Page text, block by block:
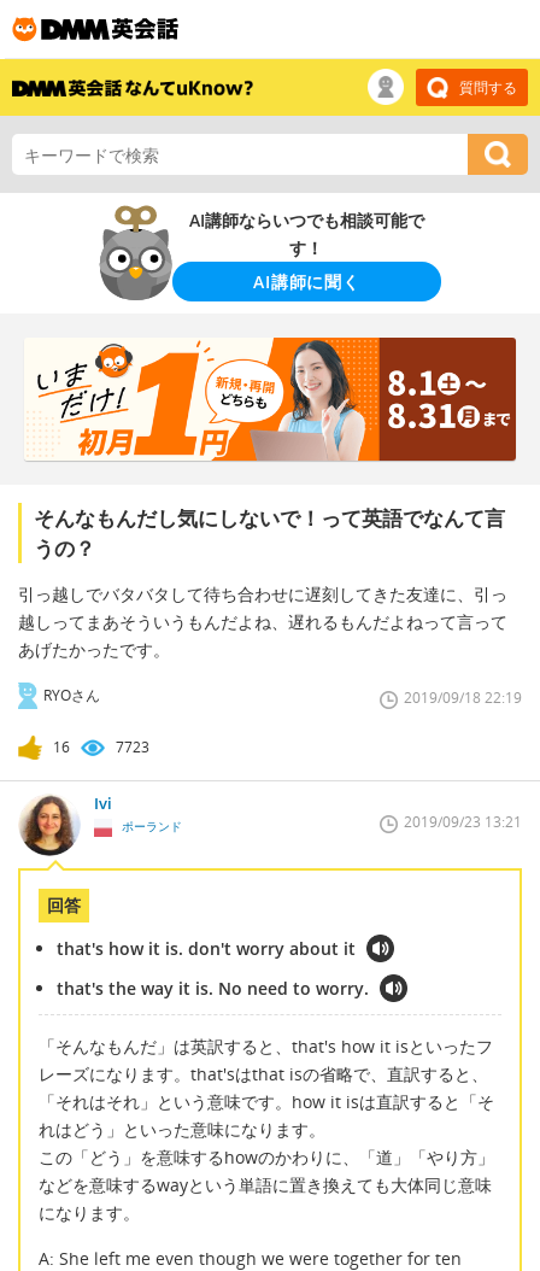
質問する
AI講師ならいつでも相談可能で
す！
AI講師に聞く
そんなもんだし気にしないで！って英語でなんて言
うの？
引っ越しでバタバタして待ち合わせに遅刻してきた友達に、引っ
越しってまあそういうもんだよね、遅れるもんだよねって言って
あげたかったです。
RYOさん 2019/09/18 22:19
16 7723
Ivi
ポーランド 2019/09/23 13:21
回答
that's how it is. don't worry about it
that's the way it is. No need to worry.
「そんなもんだ」は英訳すると、that's how it isといったフ
レーズになります。that'sはthat isの省略で、直訳すると、
「それはそれ」という意味です。how it isは直訳すると「そ
れはどう」といった意味になります。
この「どう」を意味するhowのかわりに、「道」「やり方」
などを意味するwayという単語に置き換えても大体同じ意味
になります。
A: She left me even though we were together for ten